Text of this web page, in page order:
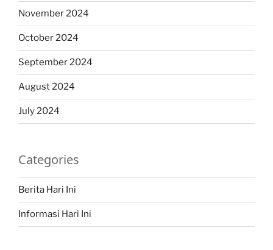
November 2024
October 2024
September 2024
August 2024
July 2024
Categories
Berita Hari Ini
Informasi Hari Ini